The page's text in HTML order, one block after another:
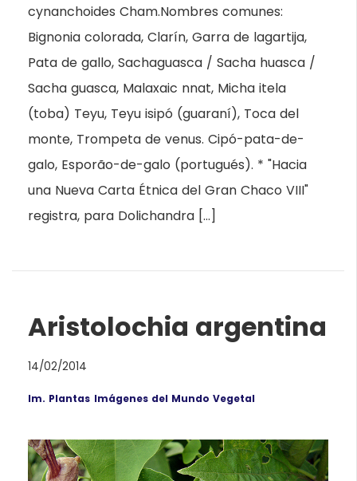
cynanchoides Cham.Nombres comunes:
Bignonia colorada, Clarín, Garra de lagartija,
Pata de gallo, Sachaguasca / Sacha huasca /
Sacha guasca, Malaxaic nnat, Micha itela
(toba) Teyu, Teyu isipó (guaraní), Toca del
monte, Trompeta de venus. Cipó-pata-de-
galo, Esporão-de-galo (portugués). * "Hacia
una Nueva Carta Étnica del Gran Chaco VIII"
registra, para Dolichandra […]
Aristolochia argentina
14/02/2014
Im. Plantas Imágenes del Mundo Vegetal